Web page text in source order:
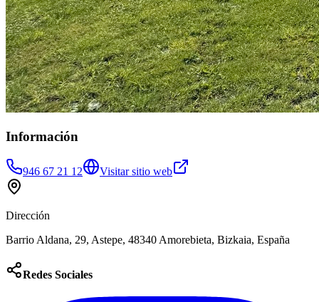
Información
946 67 21 12 Visitar sitio web
Dirección
Barrio Aldana, 29, Astepe, 48340 Amorebieta, Bizkaia, España
Redes Sociales